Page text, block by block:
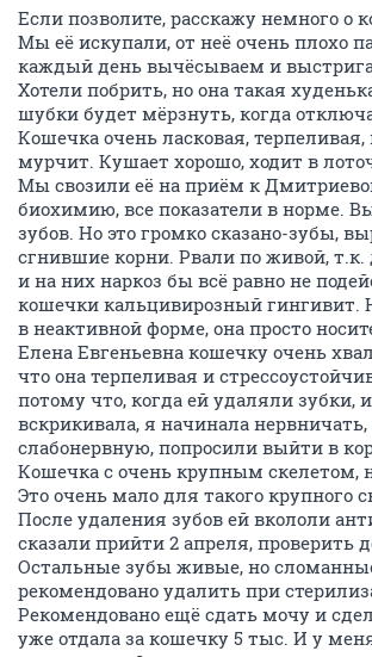
Если позволите, расскажу немного о
Мы её искупали, от неё очень плохо
каждый день вычёсываем и
Хотели побрить, но она такая
шубки будет мёрзнуть, когда
Кошечка очень ласковая, терпеливая,
мурчит. Кушает хорошо, ходит в
Мы свозили её на приём к
биохимию, все показатели в норме.
зубов. Но это громко сказано-зубы,
сгнившие корни. Рвали по живой, т.к.
и на них наркоз бы всё равно не
кошечки кальцивирозный гингивит.
в неактивной форме, она просто
Елена Евгеньевна кошечку очень
что она терпеливая и
потому что, когда ей удаляли зубки,
вскрикивала, я начинала
слабонервную, попросили выйти в
Кошечка с очень крупным скелетом,
Это очень мало для такого крупного
После удаления зубов ей вкололи
сказали прийти 2 апреля, проверить
Остальные зубы живые, но
рекомендовано удалить при
Рекомендовано ещё сдать мочу и
уже отдала за кошечку 5 тыс. И у